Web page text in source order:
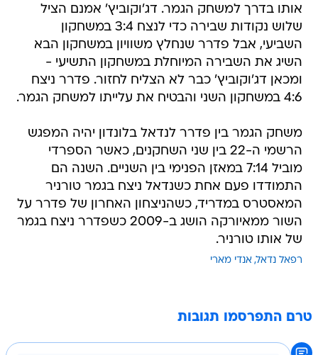
אותו בדרך למשחק הגמר. דג'וקוביץ' אמנם הציל
שלוש נקודות שבירה כדי לנצח 3:4 במשחקון
השביעי, אבל פדרר שנחלץ משוויון במשחקון הבא
השיג את השבירה המיוחלת במשחקון התשיעי -
ומכאן דג'וקוביץ' כבר לא הצליח לחזור. פדרר ניצח
4:6 במשחקון השני והבטיח את עלייתו למשחק הגמר.
משחק הגמר בין פדרר לנדאל בלונדון יהיה המפגש
הרשמי ה-22 בין שני השחקנים, כאשר הספרדי
מוביל 7:14 במאזן הפנימי בין השניים. השנה הם
התמודדו פעם אחת כשנדאל ניצח בגמר טורניר
המאסטרס במדריד, כשהניצחון האחרון של פדרר על
השור ממאיורקה הושג ב-2009 כשפדרר ניצח בגמר
של אותו טורניר.
רפאל נדאל אנדי מארי
טרם התפרסמו תגובות